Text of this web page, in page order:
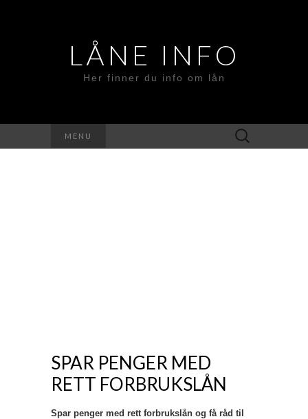
LÅNE INFO
Her finner du info om lån
MENU
Search
for:
SPAR PENGER MED
RETT FORBRUKSLÅN
Spar penger med rett forbrukslån og få råd til